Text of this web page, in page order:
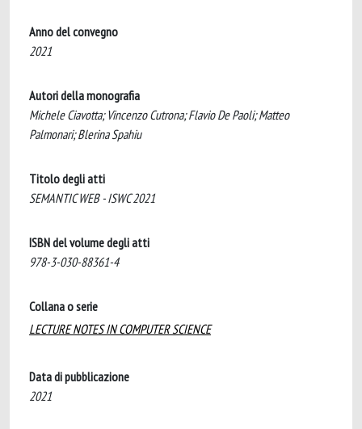
Anno del convegno
2021
Autori della monografia
Michele Ciavotta; Vincenzo Cutrona; Flavio De Paoli; Matteo
Palmonari; Blerina Spahiu
Titolo degli atti
SEMANTIC WEB - ISWC 2021
ISBN del volume degli atti
978-3-030-88361-4
Collana o serie
LECTURE NOTES IN COMPUTER SCIENCE
Data di pubblicazione
2021